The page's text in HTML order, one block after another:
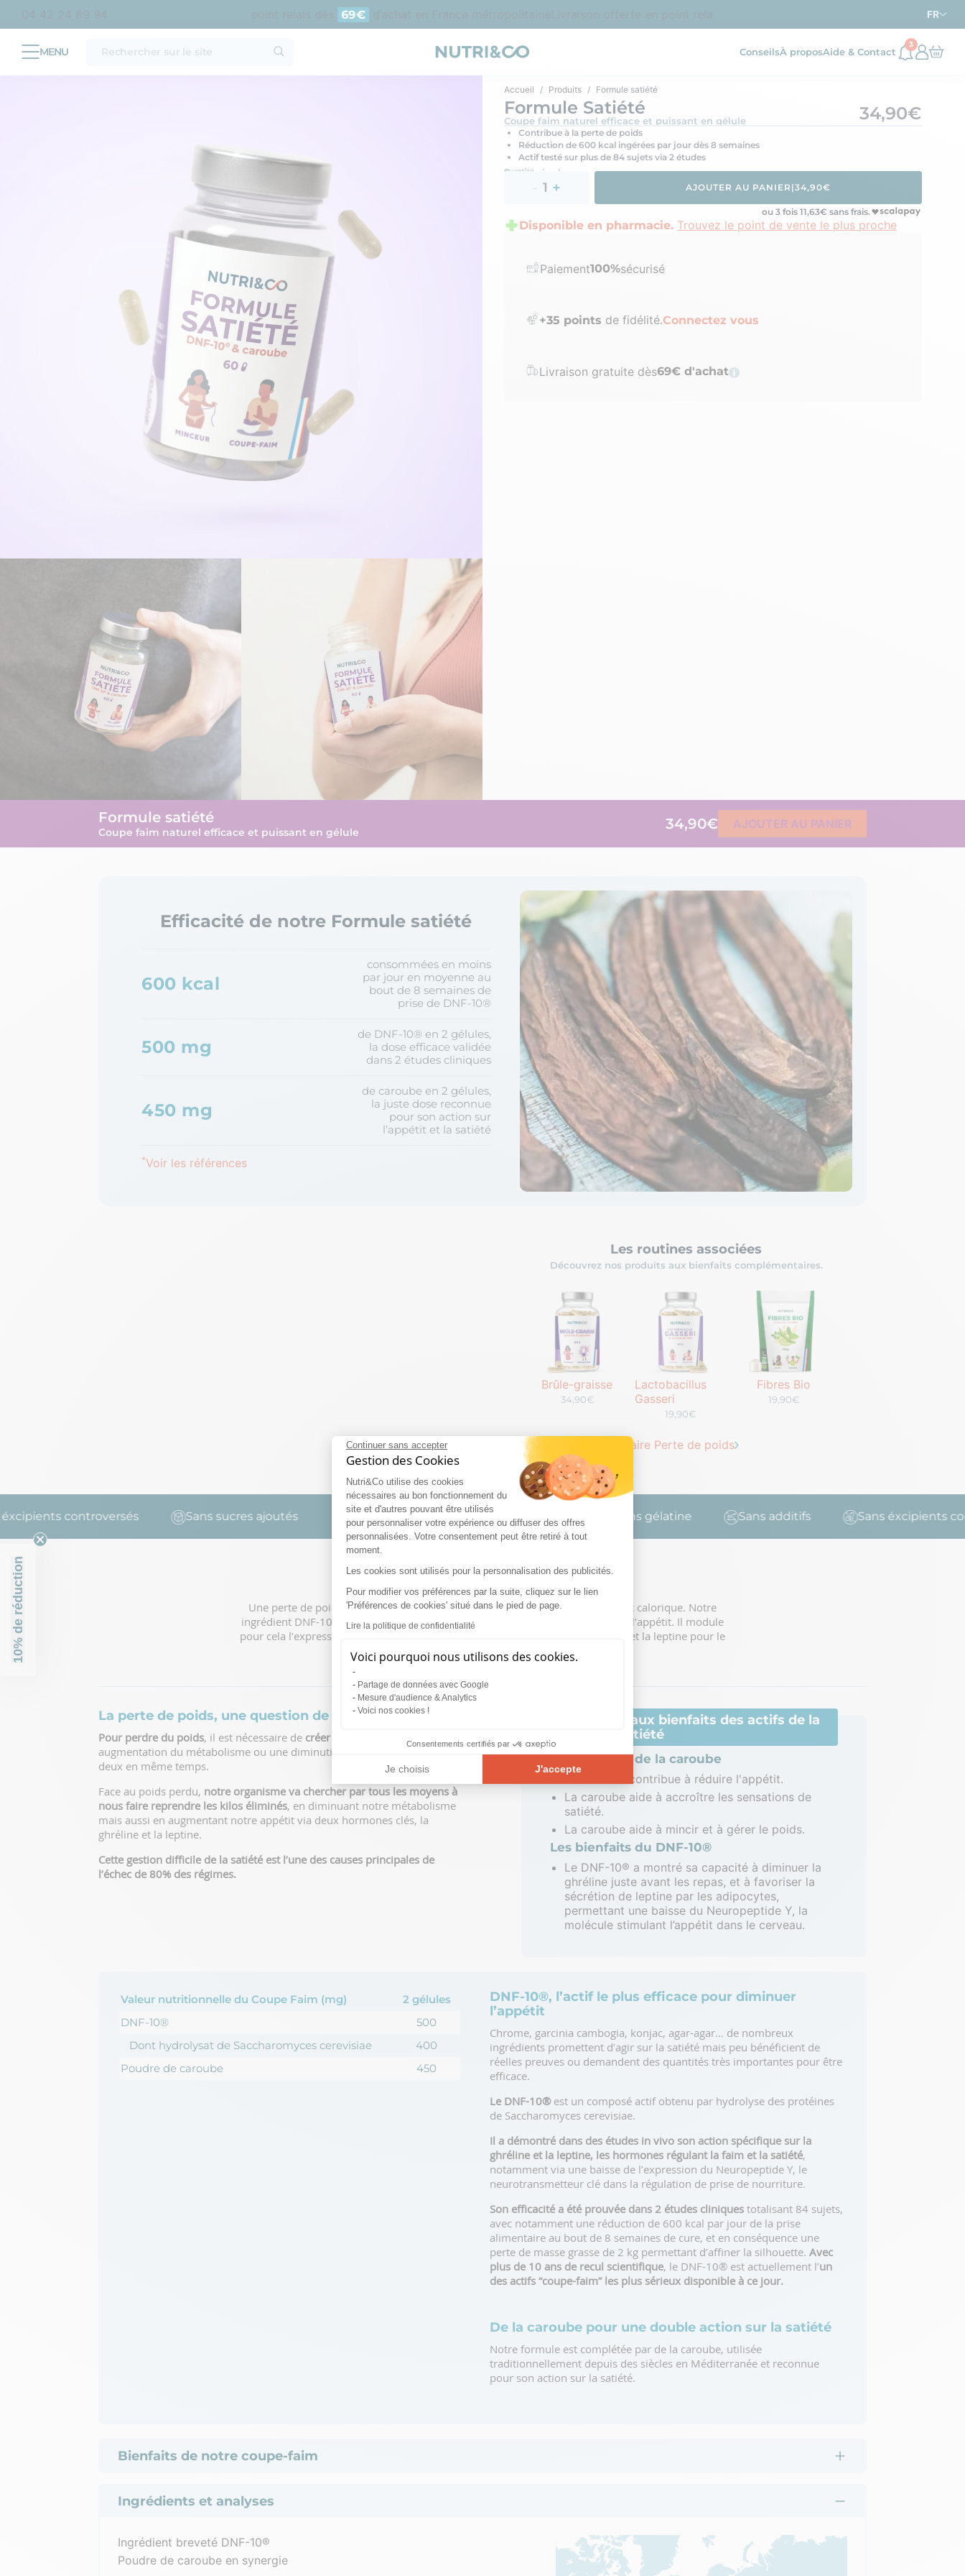
Continuer sans accepter
Gestion des Cookies
Nutri&Co utilise des cookies
nécessaires au bon fonctionnement du
site et d'autres pouvant être utilisés
pour personnaliser votre expérience ou diffuser des offres
personnalisées. Votre consentement peut être retiré à tout
moment.
Les cookies sont utilisés pour la personnalisation des publicités.
Pour modifier vos préférences par la suite, cliquez sur le lien
'Préférences de cookies' situé dans le pied de page.
Lire la politique de confidentialité
Voici pourquoi nous utilisons des cookies.
Partage de données avec Google
Mesure d'audience & Analytics
Voici nos cookies !
Consentements certifiés par
Je choisis J'accepte
Axeptio consent
Plateforme de Gestion du Consentement : Personnalisez vos Options
Notre plateforme vous permet d'adapter et de gérer vos paramètres de confidentialité, en garantissant la conformité avec
69€ d’achat en France métropolitaine d’achat en France métropolitaine
FR
ConseilsÀ proposAide & Contact
3
Accueil Produits Formule satiété
Formule Satiété
Coupe faim naturel efficace et puissant en gélule 34,90€
Contribue à la perte de poids
Réduction de 600 kcal ingérées par jour dès 8 semaines
Actif testé sur plus de 84 sujets via 2 études
En savoir plus
Quantité
AJOUTER AU PANIER |34,90€
ou 3 fois11,63€ sans frais.
Disponible en pharmacie. Trouvez le point de vente le plus proche
Paiement100%sécurisé
+35 points de fidélité.Connectez vous
Livraison gratuite dès69€ d'achat
Formule satiété
Coupe faim naturel efficace et puissant en gélule 34,90€ AJOUTER AU PANIER
Efficacité de notre Formule satiété
600 kcal
consommées en moins
par jour en moyenne au
bout de 8 semaines de
prise de DNF-10®
500 mg
de DNF-10® en 2 gélules,
la dose efficace validée
dans 2 études cliniques
450 mg
de caroube en 2 gélules,
la juste dose reconnue
pour son action sur
l’appétit et la satiété
*Voir les références
Les routines associées
Découvrez nos produits aux bienfaits complémentaires.
Brûle-graisse
34,90€
Lactobacillus
Gasseri
19,90€
Fibres Bio
19,90€
Complément alimentaire Perte de poids
controversés Sans sucres ajoutés Fabriqué in France Sans gluten Sans gélatine Sans additifs Sans éxcipients
Pourquoi prendre le coupe-faim Nutri&Co ?
Une perte de poids réussie repose sur le contrôle de sa satiété lors d’un déficit calorique. Notre
ingrédient DNF-10® est cliniquement documenté quant à sa capacité à réduire l’appétit. Il module
pour cela l’expression des deux hormones clés, la ghréline pour le court terme et la leptine pour le
long terme.
La perte de poids, une question de satiété
Pour perdre du poids, il est nécessaire de créer un déficit calorique
augmentation du métabolisme ou une diminution des apports, voire les
deux en même temps.
Face au poids perdu, notre organisme va chercher par tous les moyens à
nous faire reprendre les kilos éliminés, en diminuant notre métabolisme
mais aussi en augmentant notre appétit via deux hormones clés, la
ghréline et la leptine.
Cette gestion difficile de la satiété est l’une des causes principales de
l’échec de 80% des régimes.
Les principaux bienfaits des actifs de la
Formule Satiété
Les bienfaits de la caroube
La caroube contribue à réduire l'appétit.
La caroube aide à accroître les sensations de
satiété.
La caroube aide à mincir et à gérer le poids.
Les bienfaits du DNF-10®
Le DNF-10® a montré sa capacité à diminuer la
ghréline juste avant les repas, et à favoriser la
sécrétion de leptine par les adipocytes,
permettant une baisse du Neuropeptide Y, la
molécule stimulant l’appétit dans le cerveau.
Valeur nutritionnelle du Coupe Faim (mg)
2 gélules
DNF-10®
500
Dont hydrolysat de Saccharomyces cerevisiae
400
Poudre de caroube
450
DNF-10®, l’actif le plus efficace pour diminuer
l’appétit
Chrome, garcinia cambogia, konjac, agar-agar… de nombreux
ingrédients promettent d’agir sur la satiété mais peu bénéficient de
réelles preuves ou demandent des quantités très importantes pour être
efficace.
Le DNF-10®est un composé actif obtenu par hydrolyse des protéines
de Saccharomyces cerevisiae.
Il a démontré dans des études in vivo son action spécifique sur la
ghréline et la leptine, les hormones régulant la faim et la satiété,
notamment via une baisse de l’expression du Neuropeptide Y, le
neurotransmetteur clé dans la régulation de prise de nourriture.
Son efficacité a été prouvée dans 2 études cliniques totalisant 84 sujets,
avec notamment une réduction de 600 kcal par jour de la prise
alimentaire au bout de 8 semaines de cure, et en conséquence une
perte de masse grasse de 2 kg permettant d’affiner la silhouette.Avec
plus de 10 ans de recul scientifique, le DNF-10® est actuellement l’un
des actifs “coupe-faim” les plus sérieux disponible à ce jour.
De la caroube pour une double action sur la satiété
Notre formule est complétée par de la caroube, utilisée
traditionnellement depuis des siècles en Méditerranée et reconnue
pour son action sur la satiété.
Bienfaits de notre coupe-faim
Ingrédients et analyses
Ingrédient breveté DNF-10®
Poudre de caroube en synergie
10% de réduction